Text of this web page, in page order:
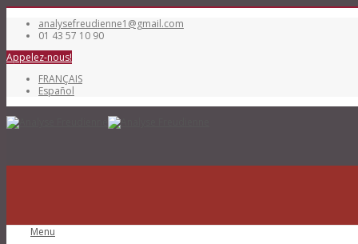
analysefreudienne1@gmail.com
01 43 57 10 90
Appelez-nous!
FRANÇAIS
Español
Menu